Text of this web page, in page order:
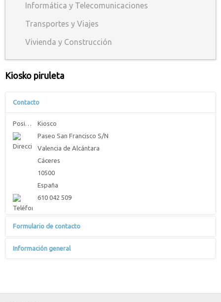
Informática y Telecomunicaciones
Transportes y Viajes
Vivienda y Construcción
Kiosko piruleta
Contacto
Kiosco
Paseo San Francisco S/N
Valencia de Alcántara
Cáceres
10500
España
610 042 509
Formulario de contacto
Enviar un correo electrónico
*Campo requerido
Información general